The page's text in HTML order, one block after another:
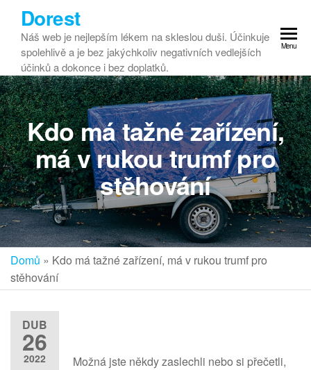
Dorest
Náš web je nejlepším lékem na skleslou duši. Účinkuje
spolehlivě a je bez jakýchkoliv negativních vedlejších
účinků a dokonce i bez doplatků.
Menu
Kdo má tažné zařízení,
má v rukou trumf pro
stěhování
Domů » Kdo má tažné zařízení, má v rukou trumf pro
stěhování
DUB
26
2022
Možná jste někdy zaslechli nebo si přečetli,